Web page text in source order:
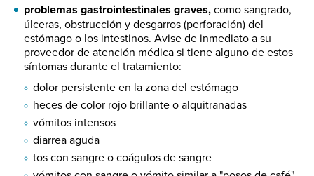
problemas gastrointestinales graves,como sangrado,
úlceras, obstrucción y desgarros (perforación) del
estómago o los intestinos. Avise de inmediato a su
proveedor de atención médica si tiene alguno de estos
síntomas durante el tratamiento:
dolor persistente en la zona del estómago
heces de color rojo brillante o alquitranadas
vómitos intensos
diarrea aguda
tos con sangre o coágulos de sangre